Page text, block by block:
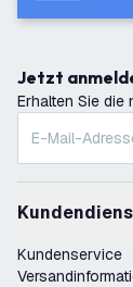
Jetzt
Erhalten Sie die
Kundenservice